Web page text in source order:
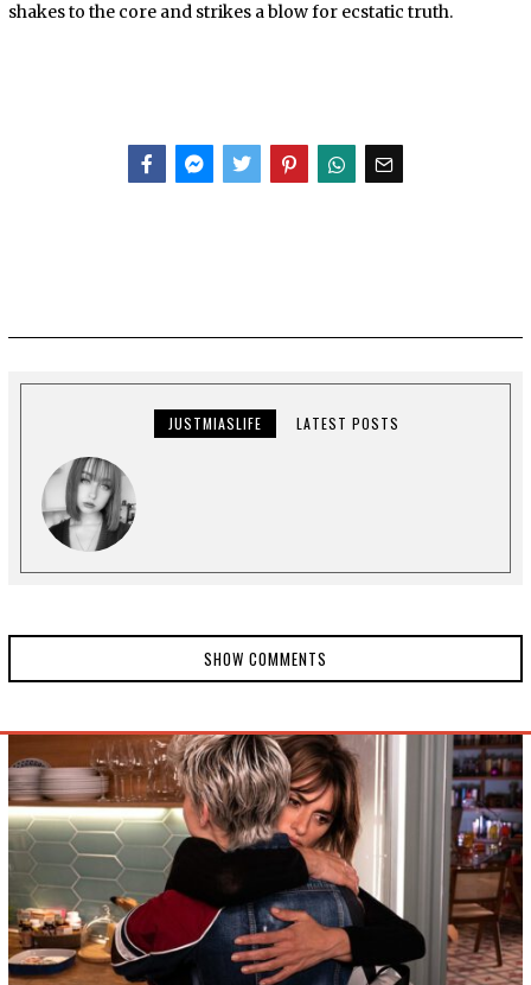
shakes to the core and strikes a blow for ecstatic truth.
JUSTMIASLIFE LATEST POSTS
SHOW COMMENTS